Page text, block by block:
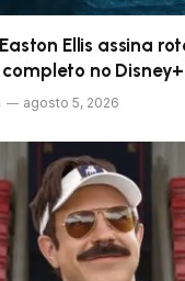
Ellis assina
no Disney+
agosto 5, 2026